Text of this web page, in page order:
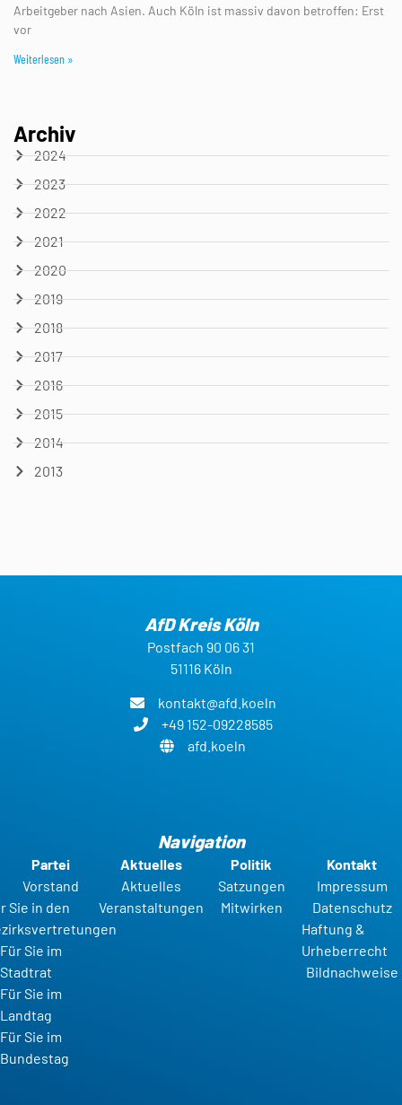
Arbeitgeber nach Asien. Auch Köln ist massiv davon betroffen: Erst
vor
Weiterlesen »
Archiv
2024
2023
2022
2021
2020
2019
2018
2017
2016
2015
2014
2013
AfD Kreis Köln
Postfach 90 06 31
51116 Köln
kontakt@afd.koeln
+49 152-09228585
afd.koeln
Navigation
Partei
Vorstand
Sie in den
Für Sie im
Stadtrat
Für Sie im
Landtag
Für Sie im
Bundestag
Aktuelles
Aktuelles
Veranstaltungen
Politik
Satzungen
Mitwirken
Kontakt
Impressum
Datenschutz
Haftung &
Urheberrecht
Bildnachweise